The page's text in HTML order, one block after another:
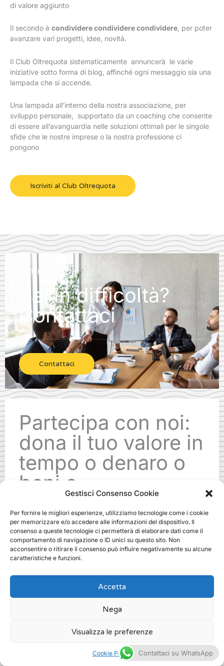
Gestisci Consenso Cookie
Per fornire le migliori esperienze, utilizziamo tecnologie come i cookie
per memorizzare e/o accedere alle informazioni del dispositivo. Il
consenso a queste tecnologie ci permetterà di elaborare dati come il
comportamento di navigazione o ID unici su questo sito. Non
acconsentire o ritirare il consenso può influire negativamente su alcune
caratteristiche e funzioni.
Accetta
Nega
Visualizza le preferenze
Cookie Policy
di valore aggiunto
Il secondo è condividere condividere condividere, per poter
avanzare vari progetti, idee, novità.
Il Club Oltrequota sistematicamente annuncerà le varie
iniziative sotto forma di blog, affinché ogni messaggio sia una
lampada che si accende.
Una lampada all’interno della nostra associazione, per
sviluppo personale, supportato da un coaching che consente
di essere all’avanguardia nelle soluzioni ottimali per le singole
sfide che le nostre imprese o la nostra professione ci
pongono
Iscriviti al Club Oltrequota
GET IN TOUCH
Sei in difficoltà?
Contattaci
Contattaci
Partecipa con noi:
dona il tuo valore in
tempo o denaro o
beni o
specializzazioni.
Ti aspettiamo!
fundraising websites how to a
Contattaci su WhatsApp